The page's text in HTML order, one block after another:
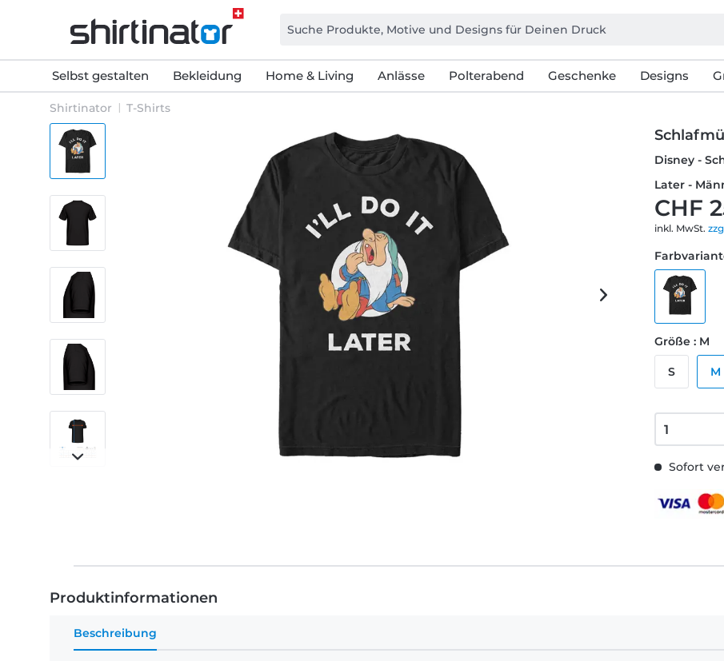
Selbst gestalten Bekleidung Home & Living Anlässe Polterabend Geschenke Designs
Shirtinator T-Shirts
Disney -
Later -
CHF
inkl. MwSt.
Sofort
Größe : M
S M
Produktinformationen
Beschreibung